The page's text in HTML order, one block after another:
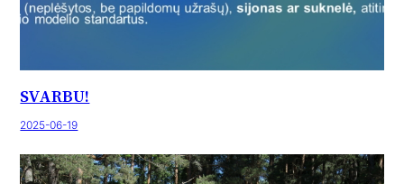
SVARBU!
2025-06-19